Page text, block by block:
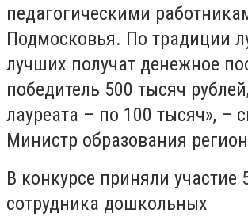
педагогическими
Подмосковья. По традиции
лучших получат денежное
победитель 500 тысяч
лауреата – по 100 тысяч», –
Министр образования
В конкурсе приняли участие
сотрудника дошкольных